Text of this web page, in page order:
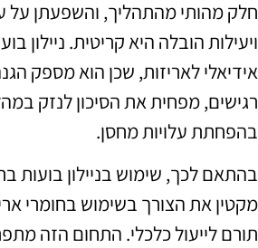
חלק מהותי מהתהליך, והשפעתן על
ויעילות הובלה היא קריטית. ניילון
אידיאלי לאריזות, שכן הוא מספק
רגישים, מפחית את הסיכון לנזק
בהפחתת עלויות מחסן.
בהתאם לכך, שימוש בניילון בועות
מקטין את הצורך בשימוש בחומרי
תורם לייעול כלכלי. התחום הזה